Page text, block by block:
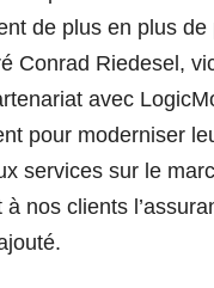
de plus en plus
Conrad Riedesel,
avec
pour moderniser
services sur le
à nos clients